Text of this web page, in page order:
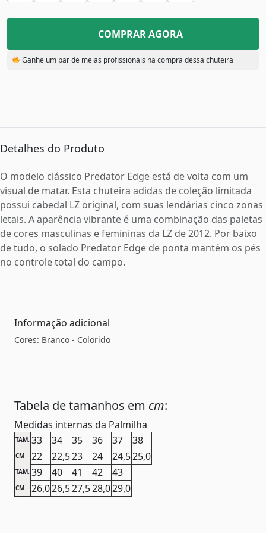
COMPRAR AGORA
Ganhe um par de meias profissionais na compra dessa chuteira
Detalhes do Produto
O modelo clássico Predator Edge está de volta com um
visual de matar. Esta chuteira adidas de coleção limitada
possui cabedal LZ original, com suas lendárias cinco zonas
letais. A aparência vibrante é uma combinação das paletas
de cores masculinas e femininas da LZ de 2012. Por baixo
de tudo, o solado Predator Edge de ponta mantém os pés
no controle total do campo.
Informação adicional
Cores: Branco - Colorido
Tabela de tamanhos em cm:
Medidas internas da Palmilha
TAM. 33 34 35 36 37 38
CM 22 22,523 24 24,525,0
TAM. 39 40 41 42 43
CM 26,026,527,528,029,0